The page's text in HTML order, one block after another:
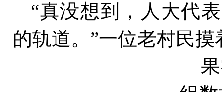
“真没想到，人大代
的轨道。”一位老村民